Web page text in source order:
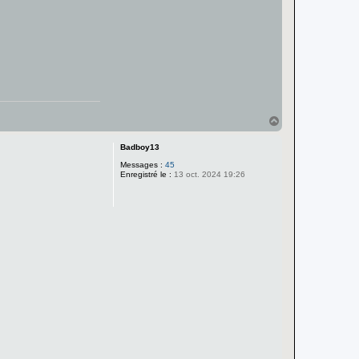
a
Badboy13
Messages : 45
Enregistré le : 13 oct. 2024 19:26